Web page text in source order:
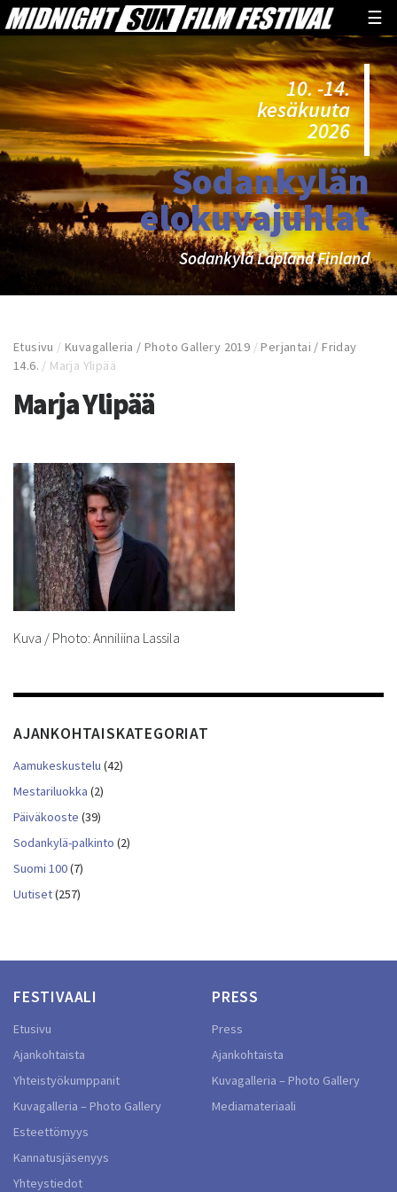
☰
10. -14.
kesäkuuta
2026
Sodankylän
elokuvajuhlat
Sodankylä Lapland Finland
Etusivu /Kuvagalleria / Photo Gallery 2019 /Perjantai / Friday
14.6. / Marja Ylipää
Marja Ylipää
Kuva / Photo: Anniliina Lassila
AJANKOHTAISKATEGORIAT
Aamukeskustelu (42)
Mestariluokka (2)
Päiväkooste (39)
Sodankylä-palkinto (2)
Suomi 100(7)
Uutiset(257)
FESTIVAALI
Etusivu
Ajankohtaista
Yhteistyökumppanit
Kuvagalleria – Photo Gallery
Esteettömyys
Kannatusjäsenyys
Yhteystiedot
PRESS
Press
Ajankohtaista
Kuvagalleria – Photo Gallery
Mediamateriaali